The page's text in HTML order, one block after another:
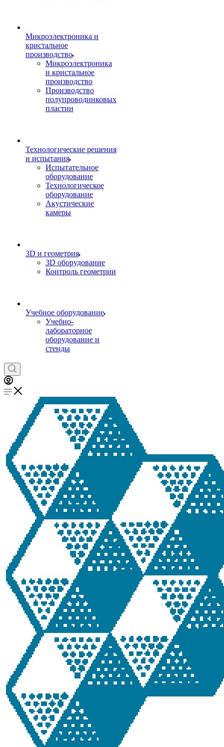
Микроэлектроника и
кристальное
производство
Микроэлектроника
и кристальное
производство
Производство
полупроводниковых
пластин
Технологические решения
и испытания
Испытательное
оборудование
Технологическое
оборудование
Акустические
камеры
3D и геометрия
3D оборудование
Контроль геометрии
Учебное оборудование
Учебно-
лабораторное
оборудование и
стенды